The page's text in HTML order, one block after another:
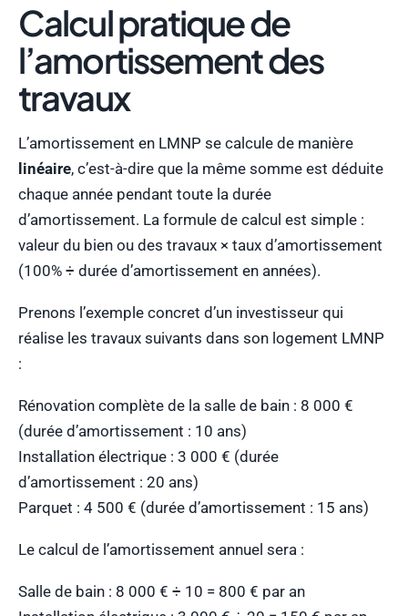
Calcul pratique de
l’amortissement des
travaux
L’amortissement en LMNP se calcule de manière
linéaire, c’est-à-dire que la même somme est déduite
chaque année pendant toute la durée
d’amortissement. La formule de calcul est simple :
valeur du bien ou des travaux × taux d’amortissement
(100% ÷ durée d’amortissement en années).
Prenons l’exemple concret d’un investisseur qui
réalise les travaux suivants dans son logement LMNP
:
Rénovation complète de la salle de bain : 8 000 €
(durée d’amortissement : 10 ans)
Installation électrique : 3 000 € (durée
d’amortissement : 20 ans)
Parquet : 4 500 € (durée d’amortissement : 15 ans)
Le calcul de l’amortissement annuel sera :
Salle de bain : 8 000 € ÷ 10 = 800 € par an